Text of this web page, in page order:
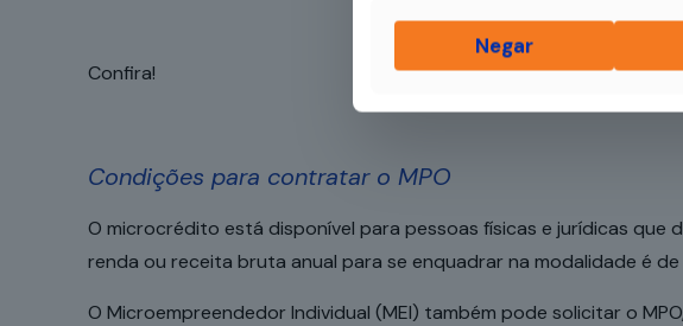
Confira!
Condições para contratar o MPO
O microcrédito está disponível para pessoas físicas e jurídicas que
renda ou receita bruta anual para se enquadrar na modalidade é de
O Microempreendedor Individual (MEI) também pode solicitar o
Negar